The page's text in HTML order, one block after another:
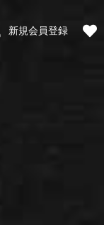
新規会員登録